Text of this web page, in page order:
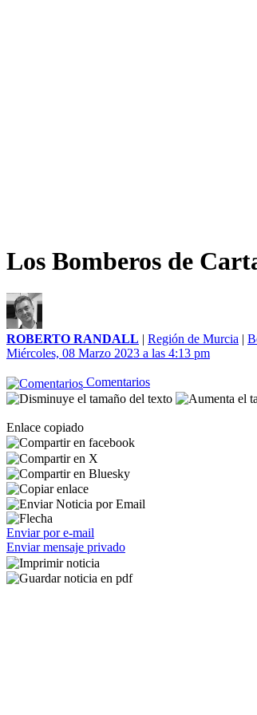
Los Bomberos de
ROBERTO RANDALL | Región de Murcia |
Miércoles, 08 Marzo 2023 a las 4:13 pm
Comentarios
Enlace copiado
Enviar por e-mail
Enviar mensaje privado